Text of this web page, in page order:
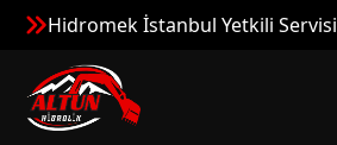
Hidromek İstanbul Yetkili Servisi